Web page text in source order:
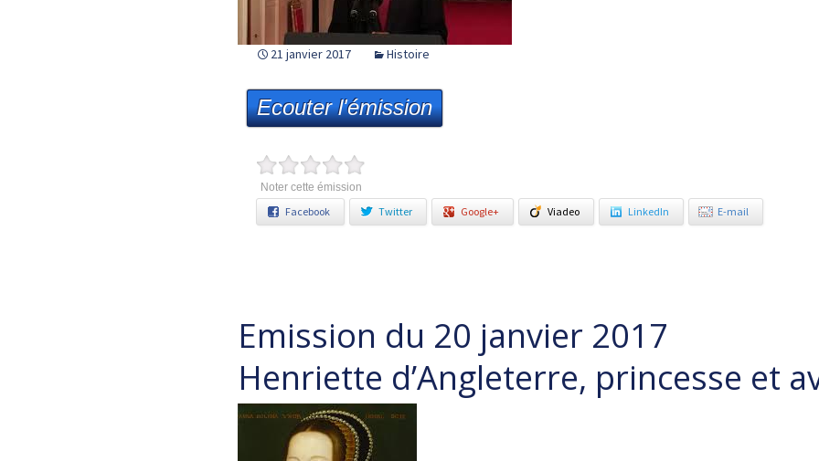
21 janvier 2017 Histoire
Ecouter l'émission
Noter cette émission
Facebook Twitter Google+ Viadeo LinkedIn E-mail
Emission du 20 janvier 2017
Henriette d’Angleterre, princesse et